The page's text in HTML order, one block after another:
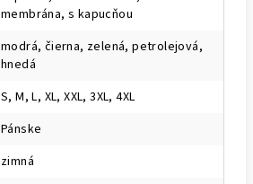
membrána, s kapucňou
modrá, čierna, zelená, petrolejová,
hnedá
S, M, L, XL, XXL, 3XL, 4XL
Pánske
zimná